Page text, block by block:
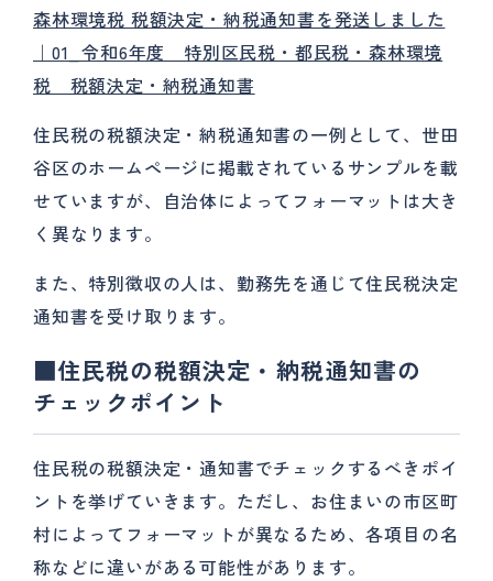
森林環境税 税額決定・納税通知書を発送しました
｜01_令和6年度 特別区民税・都民税・森林環境
税 税額決定・納税通知書
住民税の税額決定・納税通知書の一例として、世田
谷区のホームページに掲載されているサンプルを載
せていますが、自治体によってフォーマットは大き
く異なります。
また、特別徴収の人は、勤務先を通じて住民税決定
通知書を受け取ります。
■住民税の税額決定・納税通知書の
チェックポイント
住民税の税額決定・通知書でチェックするべきポイ
ントを挙げていきます。ただし、お住まいの市区町
村によってフォーマットが異なるため、各項目の名
称などに違いがある可能性があります。